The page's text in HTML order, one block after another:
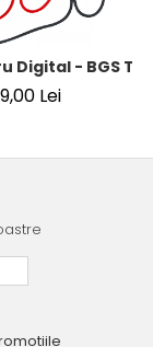
8 mm (5/
Digital - BGS
Lei